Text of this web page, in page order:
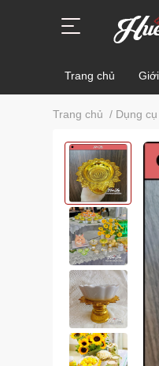
Trang chủ
Trang chủ / Dụng